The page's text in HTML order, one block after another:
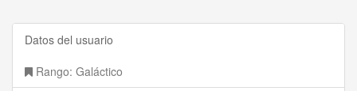
Datos del usuario
Rango: Galáctico